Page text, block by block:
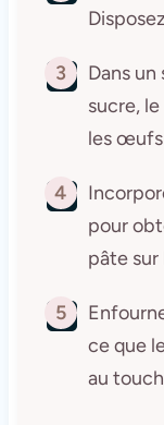
3
Dans un
sucre,
les œufs
4
pour
pâte sur
5
ce que
au